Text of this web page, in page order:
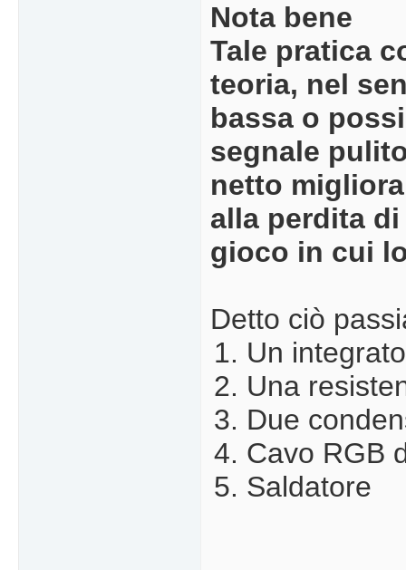
Nota bene
Tale pratica
teoria, nel
bassa o
segnale
netto
alla perdita
gioco in cui
Detto ciò
Un
Una
Due
Cavo RGB
Saldatore